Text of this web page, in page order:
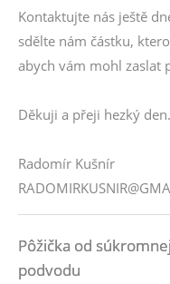
Kontaktujte nás ještě
sdělte nám částku,
abych vám mohl zaslat
Děkuji a přeji hezký den.
Radomír Kušnír
Pôžička od
podvodu